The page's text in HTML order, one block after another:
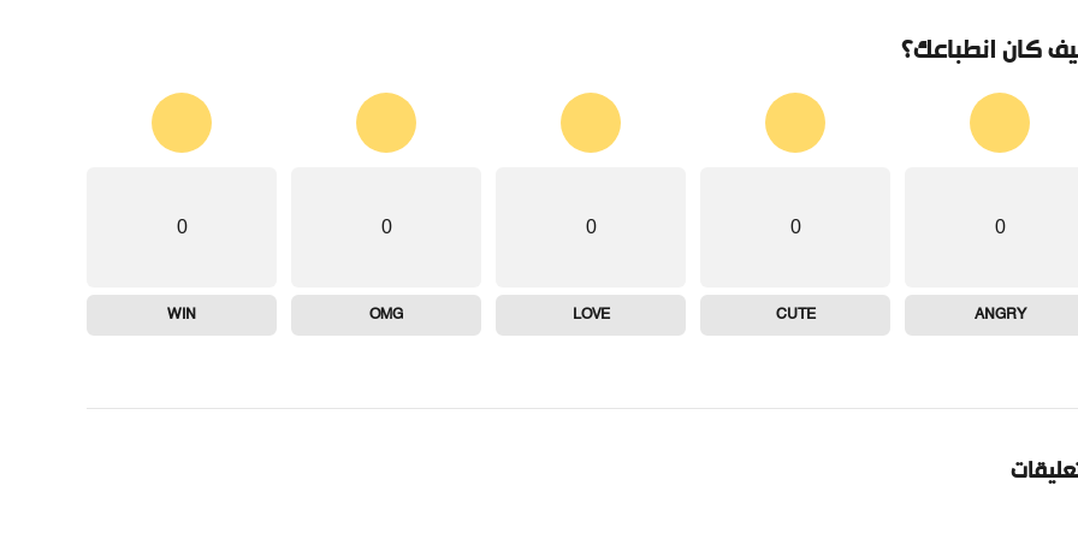
كان انطباعك؟
0
ANGRY
0
CUTE
0
LOVE
0
OMG
0
WIN